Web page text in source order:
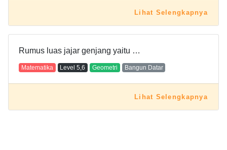
Lihat Selengkapnya
Rumus luas jajar genjang yaitu …
Matematika Level 5,6 Geometri Bangun Datar
Lihat Selengkapnya